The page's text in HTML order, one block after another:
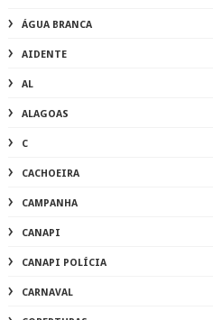
ÁGUA BRANCA
AIDENTE
AL
ALAGOAS
C
CACHOEIRA
CAMPANHA
CANAPI
CANAPI POLÍCIA
CARNAVAL